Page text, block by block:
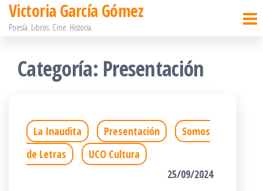
Saltar
contenido
Victoria García Gómez
Poesía. Libros. Cine. Historia.
Categoría: Presentación
La Inaudita Presentación
Somos
de Letras
UCO Cultura
25/09/2024